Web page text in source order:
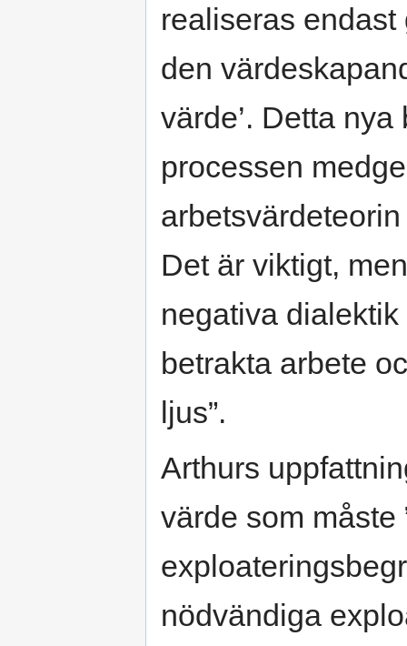
realiseras
den
värde’. Detta
processen
Det är viktigt,
negativa
betrakta arbete
ljus”.
Arthurs
värde som måste
nödvändiga